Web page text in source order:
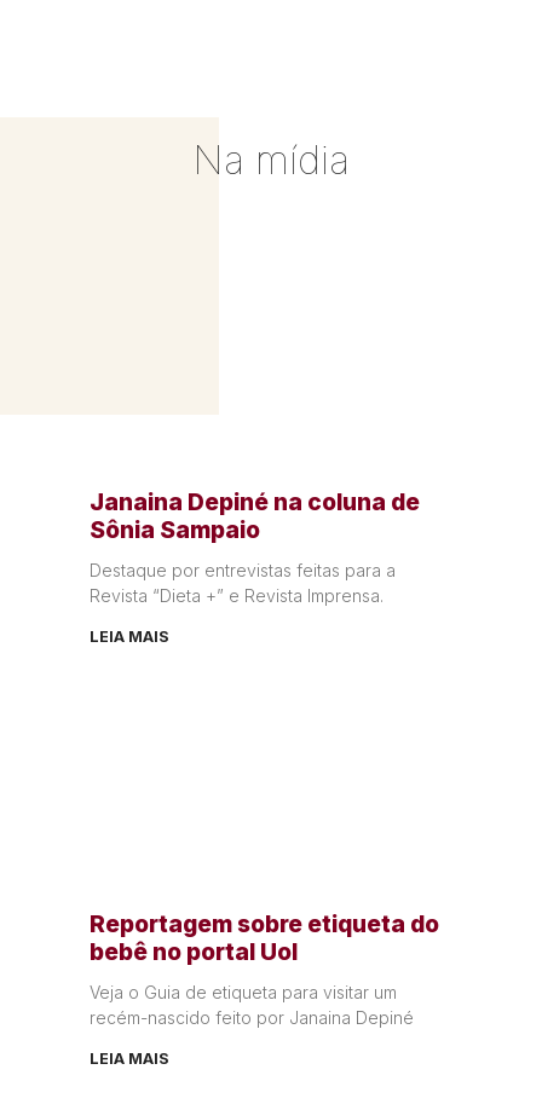
Na mídia
Janaina Depiné na coluna de
Sônia Sampaio
Destaque por entrevistas feitas para a
Revista “Dieta +” e Revista Imprensa.
LEIA MAIS
Reportagem sobre etiqueta do
bebê no portal Uol
Veja o Guia de etiqueta para visitar um
recém-nascido feito por Janaina Depiné
LEIA MAIS